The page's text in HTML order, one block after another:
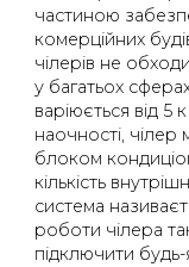
частиною
комерційних
чілерів не
у багатьох
варіюється від
наочності, чілер
блоком
кількість
система
роботи чілера
підключити будь-